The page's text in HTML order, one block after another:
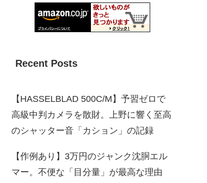
Recent Posts
【HASSELBLAD 500C/M】予習ゼロで
高級中判カメラを散財。上野に響く至高
のシャッター音「カション」の記録
【作例あり】3万円のジャンク沈胴エル
マー。不便な「目分量」が最高な理由